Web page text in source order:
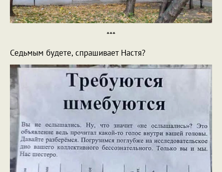
***
Седьмым будете, спрашивает Настя?